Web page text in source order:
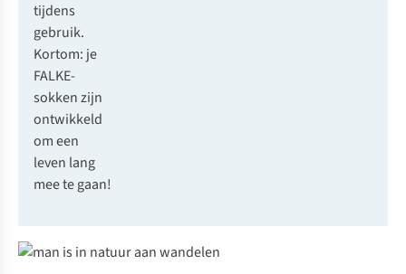
tijdens
gebruik.
Kortom: je
FALKE-
sokken zijn
ontwikkeld
om een
leven lang
mee te gaan!